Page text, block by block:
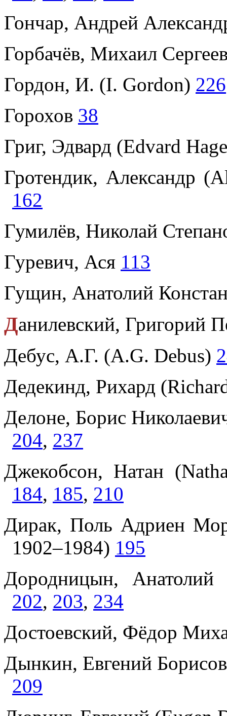
Гончар, Андрей
Горбачёв, Михаил
Гордон, И. (I. Gordon) 226
Горохов 38
Григ, Эдвард (Edvard
Гротендик, Александр
162
Гумилёв, Николай
Гуревич, Ася 113
Гущин, Анатолий
Данилевский, Григорий
Дебус, А.Г. (A.G. Debus)
Дедекинд, Рихард
Делоне, Борис
204, 237
Джекобсон, Натан
184, 185, 210
Дирак, Поль Адриен
1902–1984) 195
Дородницын,
202, 203, 234
Достоевский, Фёдор
Дынкин, Евгений
209